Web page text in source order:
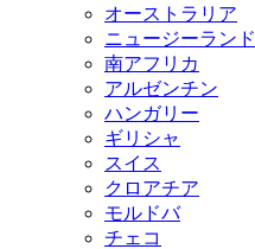
オーストラリア
ニュージーランド
南アフリカ
アルゼンチン
ハンガリー
ギリシャ
スイス
クロアチア
モルドバ
チェコ